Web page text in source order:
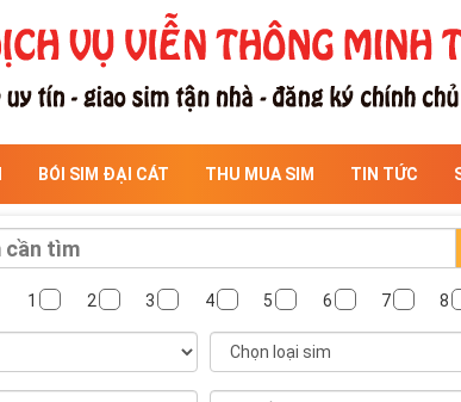
BÓI SIM ĐẠI CÁT THU MUA SIM TIN TỨC
1 2 3 4 5 6 7 8